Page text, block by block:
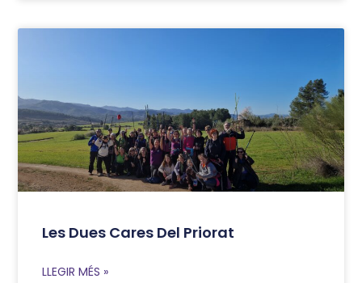
Les Dues Cares Del Priorat
LLEGIR MÉS »